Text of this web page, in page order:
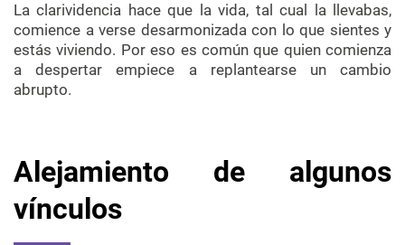
La clarividencia hace que la vida, tal cual la llevabas,
comience a verse desarmonizada con lo que sientes y
estás viviendo. Por eso es común que quien comienza
a despertar empiece a replantearse un cambio
abrupto.
Alejamiento de algunos
vínculos